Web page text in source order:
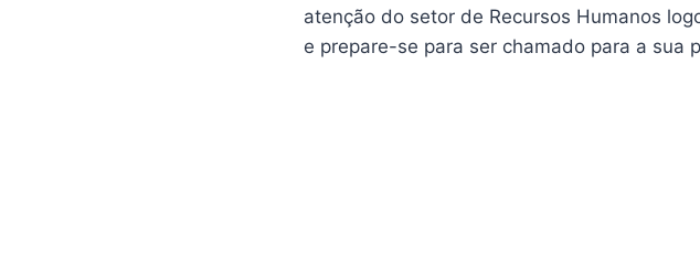
atenção do setor de Recursos Humanos
e prepare-se para ser chamado para a sua